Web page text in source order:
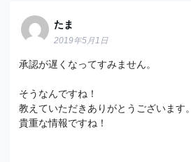
たま
2019年5月1日
承認が遅くなってすみません。
そうなんですね！
教えていただきありがとうございます。
貴重な情報ですね！